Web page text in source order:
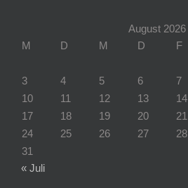
August 2026
M
D M D F
3
4 5 6 7
10
11 12 13 14
17
18 19 20 21
24
25 26 27 28
31
« Juli